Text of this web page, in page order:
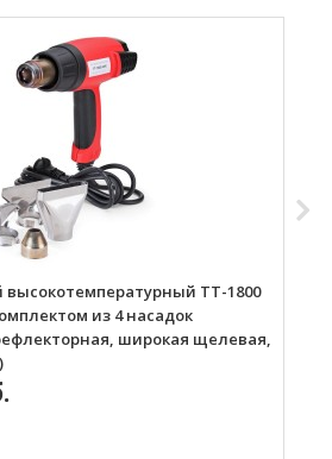
ТТ-1800
из 4 насадок
широкая щелевая,